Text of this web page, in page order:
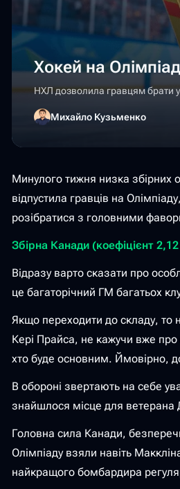
Хокей на
НХЛ дозволила гравцям брати
Михайло Кузьменко
Минулого тижня низка збірних
відпустила гравців на
розібратися з головними
Збірна Канади (коефіцієнт
Відразу варто сказати про
це багаторічний ГМ багатьох
Якщо переходити до складу, то
Кері Прайса, не кажучи вже про
хто буде основним. Ймовірно,
В обороні звертають на себе
знайшлося місце для ветерана
Головна сила Канади,
Олімпіаду взяли навіть
найкращого бомбардира